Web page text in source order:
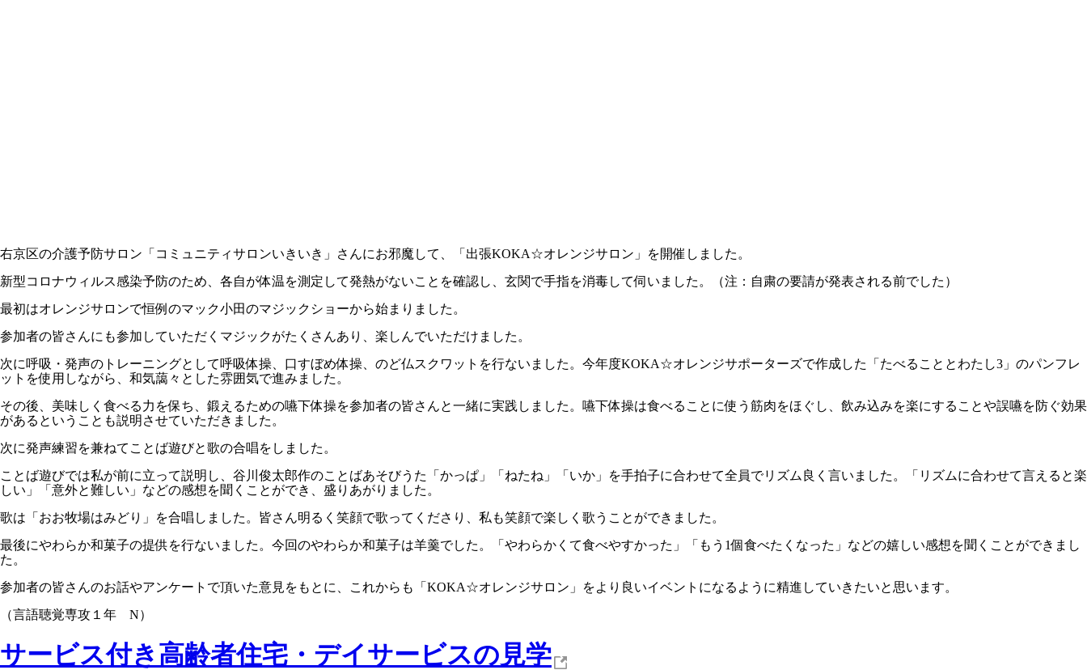
右京区の介護予防サロン「コミュニティサロンいきいき」さんにお邪魔して、「出張KOKA☆オレンジサロン」を開催しました。
新型コロナウィルス感染予防のため、各自が体温を測定して発熱がないことを確認し、玄関で手指を消毒して伺いました。（注：自粛の要請が発表される前でした）
最初はオレンジサロンで恒例のマック小田のマジックショーから始まりました。
参加者の皆さんにも参加していただくマジックがたくさんあり、楽しんでいただけました。
次に呼吸・発声のトレーニングとして呼吸体操、口すぼめ体操、のど仏スクワットを行ないました。今年度KOKA☆オレンジサポーターズで作成した「たべることとわたし3」のパンフレ
ットを使用しながら、和気藹々とした雰囲気で進みました。
その後、美味しく食べる力を保ち、鍛えるための嚥下体操を参加者の皆さんと一緒に実践しました。嚥下体操は食べることに使う筋肉をほぐし、飲み込みを楽にすることや誤嚥を防ぐ効果
があるということも説明させていただきました。
次に発声練習を兼ねてことば遊びと歌の合唱をしました。
ことば遊びでは私が前に立って説明し、谷川俊太郎作のことばあそびうた「かっぱ」「ねたね」「いか」を手拍子に合わせて全員でリズム良く言いました。「リズムに合わせて言えると楽
しい」「意外と難しい」などの感想を聞くことができ、盛りあがりました。
歌は「おお牧場はみどり」を合唱しました。皆さん明るく笑顔で歌ってくださり、私も笑顔で楽しく歌うことができました。
最後にやわらか和菓子の提供を行ないました。今回のやわらか和菓子は羊羹でした。「やわらかくて食べやすかった」「もう1個食べたくなった」などの嬉しい感想を聞くことができまし
た。
参加者の皆さんのお話やアンケートで頂いた意見をもとに、これからも「KOKA☆オレンジサロン」をより良いイベントになるように精進していきたいと思います。
（言語聴覚専攻１年 N）
サービス付き高齢者住宅・デイサービスの見学